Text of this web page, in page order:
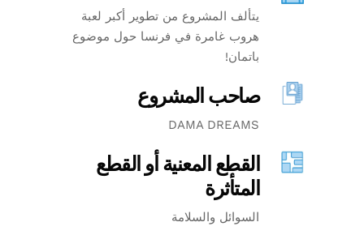
يتألف المشروع من تطوير أكبر لعبة
هروب غامرة في فرنسا حول موضوع
باتمان!
صاحب المشروع
DAMA DREAMS
القطع المعنية أو القطع
المتأثرة
السوائل والسلامة